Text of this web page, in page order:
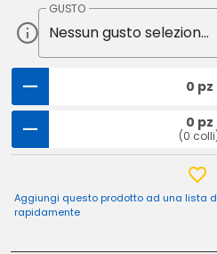
GUSTO
Nessun gusto selezionato
0 pz
0 pz
(0
Aggiungi questo prodotto ad una lista
rapidamente